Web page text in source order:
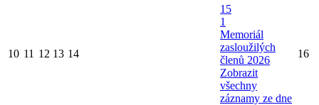
10 11 12 13 14
15
1
Memoriál
zasloužilých
členů 2026
Zobrazit
všechny
záznamy ze dne
16